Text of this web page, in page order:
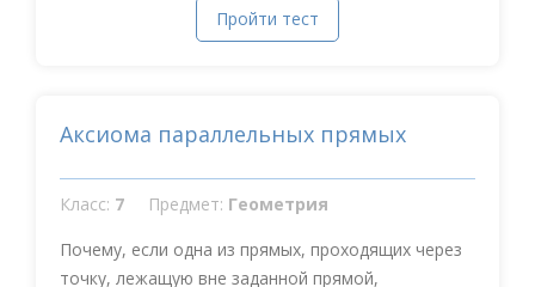
Пройти тест
Аксиома параллельных прямых
Класс: 7 Предмет: Геометрия
Почему, если одна из прямых, проходящих через
точку, лежащую вне заданной прямой,